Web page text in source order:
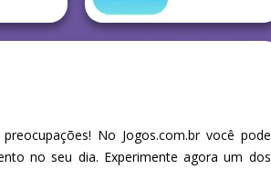
No Jogos.com.br você pode
no seu dia. Experimente agora um dos